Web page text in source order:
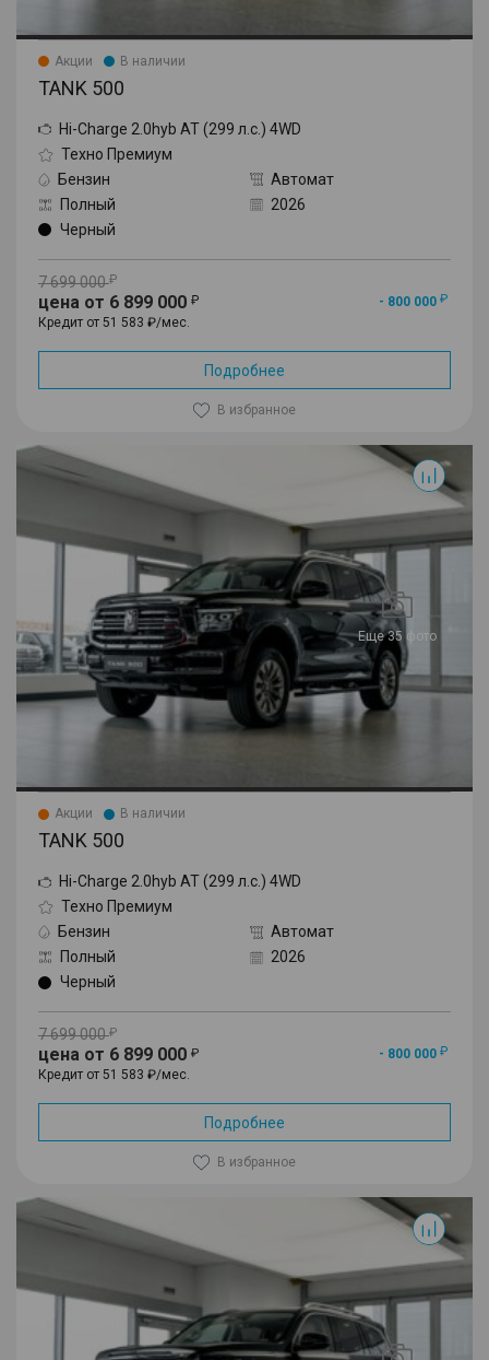
Акции В наличии
TANK 500
Hi-Charge 2.0hyb AT (299 л.с.) 4WD
Техно Премиум
Бензин
Автомат
Полный
2026
Черный
7 699 000
цена от 6 899 000
- 800 000
Кредит от 51 583 ₽/мес.
Подробнее
В избранное
Еще 35 фото
500
Акции В наличии
TANK 500
Hi-Charge 2.0hyb AT (299 л.с.) 4WD
Техно Премиум
Бензин
Автомат
Полный
2026
Черный
7 699 000
цена от 6 899 000
- 800 000
Кредит от 51 583 ₽/мес.
Подробнее
В избранное
500